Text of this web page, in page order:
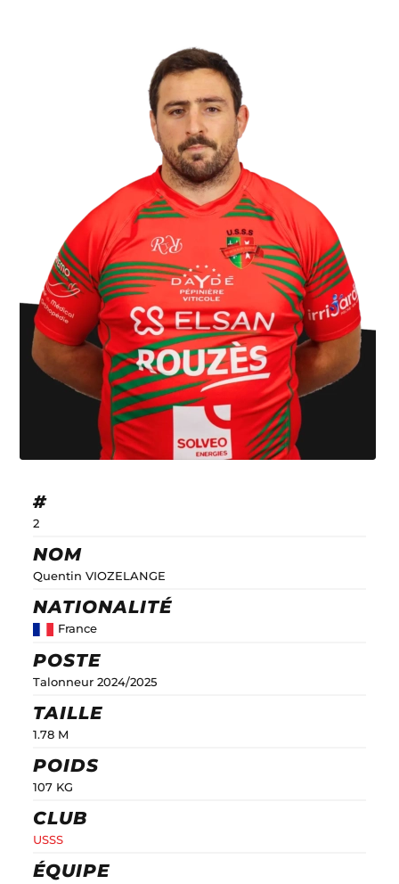
#
2
NOM
Quentin VIOZELANGE
NATIONALITÉ
France
POSTE
Talonneur 2024/2025
TAILLE
1.78 M
POIDS
107 KG
CLUB
USSS
ÉQUIPE